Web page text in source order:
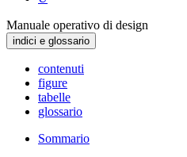
Manuale operativo di design
indici e glossario
contenuti
figure
tabelle
glossario
Sommario